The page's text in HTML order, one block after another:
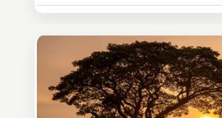
сделать для близкого
особенное. Не обязательно
масштабное, но тёплое
и запоминающееся :)